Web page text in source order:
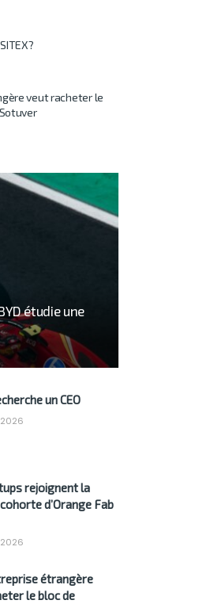
veut racheter le
étudie une
un CEO
rejoignent la
d’Orange Fab
étrangère
le bloc de